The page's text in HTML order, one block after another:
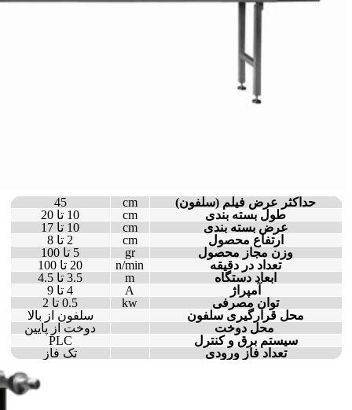
حداکثر عرض فیلم (سلفون) cm
45
طول بسته بندی
cm
10 تا 20
عرض بسته بندی
cm
10 تا 17
ارتفاع محصول
cm
2 تا 8
وزن مجاز محصول
gr
5 تا 100
تعداد در دقیقه
n/min
20 تا 100
ابعاد دستگاه
m
3.5 تا 4.5
آمپراژ
A
4 تا 9
توان مصرفی
kw
0.5 تا 2
محل قرارگیری سلفون
سلفون از بالا
محل دوخت
دوخت از پایین
سیستم برق و کنترل
PLC
تعداد فاز ورودی
تک فاز